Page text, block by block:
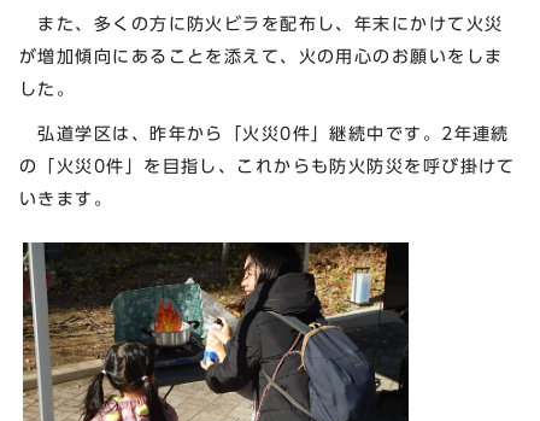
また、多くの方に防火ビラを配布し、年末にかけて火災
が増加傾向にあることを添えて、火の用心のお願いをしま
した。
弘道学区は、昨年から「火災0件」継続中です。2年連続
の「火災0件」を目指し、これからも防火防災を呼び掛けて
いきます。